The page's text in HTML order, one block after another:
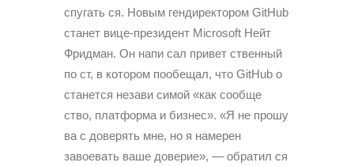
спугать ся. Новым гендиректором GitHub
станет вице-президент Microsoft Нейт
Фридман. Он напи сал привет ственный
по ст, в котором пообещал, что GitHub о
станется незави симой «как сообще
ство, платформа и бизнес». «Я не прошу
ва с доверять мне, но я намерен
завоевать ваше доверие», — обратил ся